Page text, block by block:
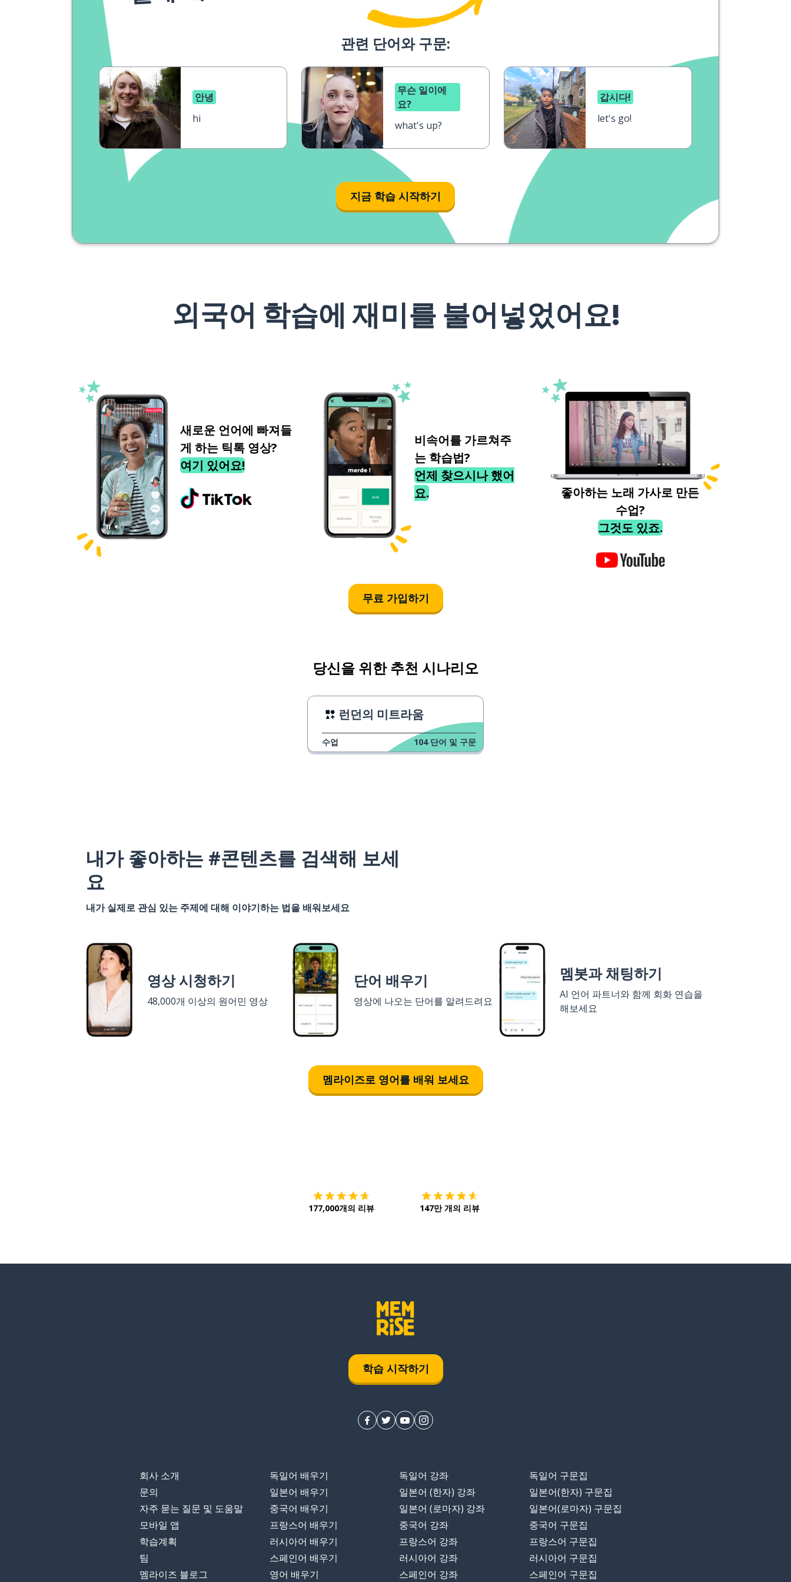
관련 단어와 구문:
안녕
hi
무슨 일이에
요?
what's up?
갑시다!
let's go!
지금 학습 시작하기
외국어 학습에 재미를 불어넣었어요!
새로운 언어에 빠져들
게 하는 틱톡 영상?
여기 있어요!
비속어를 가르쳐주
는 학습법?
언제 찾으시나 했어
요.
좋아하는 노래 가사로 만든
수업?
그것도 있죠.
무료 가입하기
당신을 위한 추천 시나리오
런던의 미트라움
수업 104 단어 및 구문
내가 좋아하는 #콘텐츠를 검색해 보세
요
내가 실제로 관심 있는 주제에 대해 이야기하는 법을 배워보세요
영상 시청하기
48,000개 이상의 원어민 영상
단어 배우기
영상에 나오는 단어를 알려드려요
멤봇과 채팅하기
AI 언어 파트너와 함께 회화 연습을
해보세요
멤라이즈로 영어를 배워 보세요
177,000개의 리뷰 147만 개의 리뷰
학습 시작하기
회사 소개
문의
자주 묻는 질문 및 도움말
모바일 앱
학습계획
팀
멤라이즈 블로그
독일어 배우기
일본어 배우기
중국어 배우기
프랑스어 배우기
러시아어 배우기
스페인어 배우기
영어 배우기
독일어 강좌
일본어 (한자) 강좌
일본어 (로마자) 강좌
중국어 강좌
프랑스어 강좌
러시아어 강좌
스페인어 강좌
독일어 구문집
일본어(한자) 구문집
일본어(로마자) 구문집
중국어 구문집
프랑스어 구문집
러시아어 구문집
스페인어 구문집